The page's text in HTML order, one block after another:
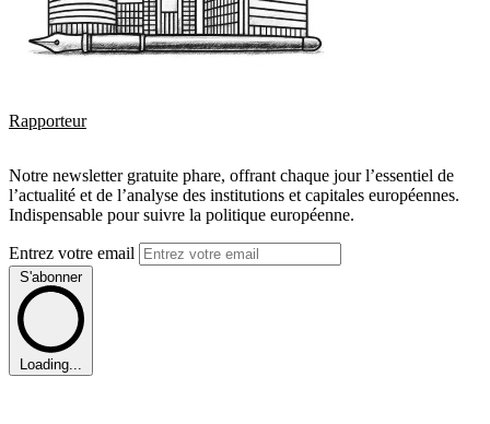
Rapporteur
Notre newsletter gratuite phare, offrant chaque jour l’essentiel de
l’actualité et de l’analyse des institutions et capitales européennes.
Indispensable pour suivre la politique européenne.
Entrez votre email
S'abonner
Loading...